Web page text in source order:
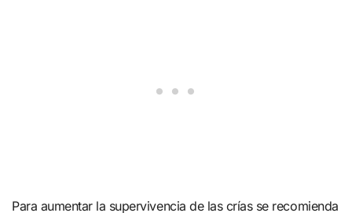
Para aumentar la supervivencia de las crías se recomienda